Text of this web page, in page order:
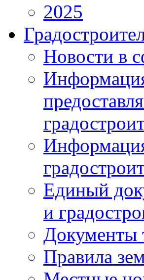
2025
Новости в
Единый
и
Документы
Правила